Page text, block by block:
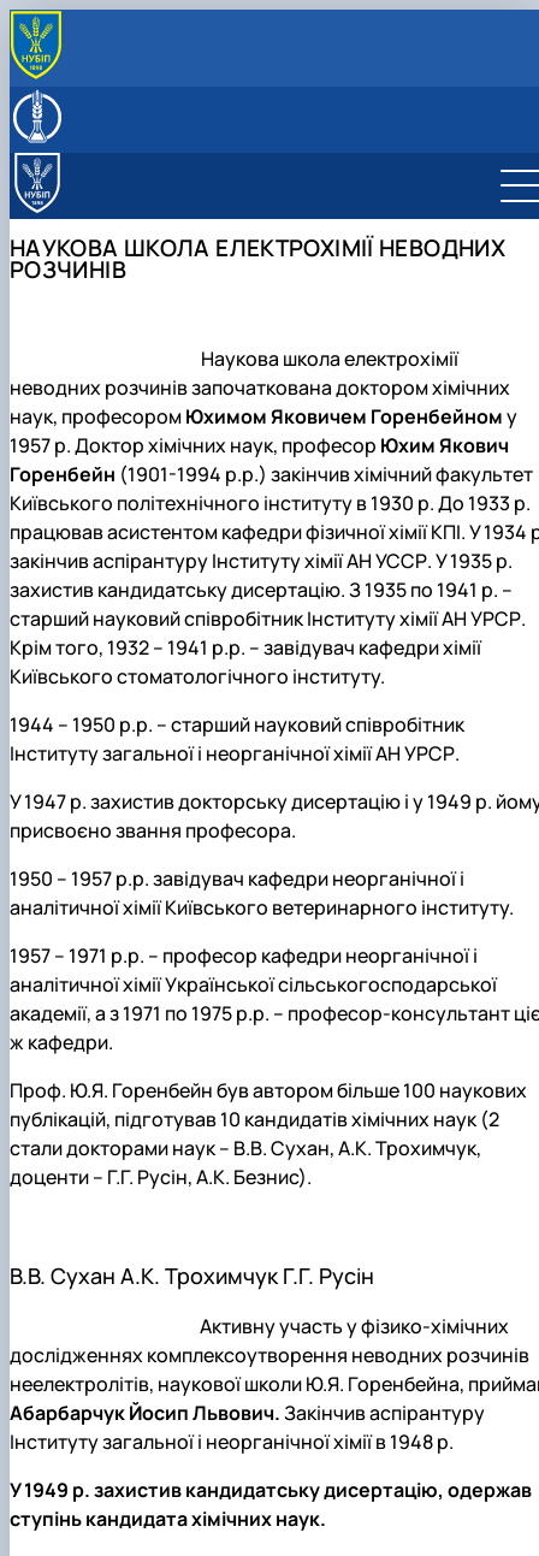
ПРО КАФЕДРУ
мікроелементи та пробіотики"
Студентський науковий гурток "Аналіз
Наукова школа полярографічного аналізу
біогеохімічних об'єктів
Аспірантура
Програми навчальних практик
МІЖНАРОДНІ ПРОЕКТИ
Jean Monnet Programme
КОНТАКТИ ТА ДОВІДКА
Контактна інформація
НАУКОВА ШКОЛА ЕЛЕКТРОХІМІЇ НЕВОДНИХ
РОЗЧИНІВ
Наукова школа електрохімії
неводних розчинів започаткована доктором хімічних
наук, професоромЮхимом Яковичем Горенбейному
1957 р. Доктор хімічних наук, професор Юхим Якович
Горенбейн (1901-1994 р.р.) закінчив хімічний факультет
Київського політехнічного інституту в 1930 р. До 1933 р.
працював асистентом кафедри фізичної хімії КПІ.У 1934
закінчив аспірантуру Інституту хімії АН УССР. У 1935 р.
захистив кандидатську дисертацію. З 1935 по 1941 р. –
старший науковий співробітник Інституту хімії АН УРСР.
Крім того, 1932 – 1941 р.р. – завідувач кафедри хімії
Київського стоматологічного інституту.
1944 – 1950 р.р. – старший науковий співробітник
Інституту загальної і неорганічної хімії АН УРСР.
У 1947 р. захистив докторську дисертацію і у 1949 р.
присвоєно звання професора.
1950 – 1957 р.р. завідувач кафедри неорганічної і
аналітичної хімії Київського ветеринарного інституту.
1957 – 1971 р.р. – професор кафедри неорганічної і
аналітичної хімії Української сільськогосподарської
академії, а з 1971 по 1975 р.р. – професор-консультант
ж кафедри.
Проф. Ю.Я. Горенбейн був автором більше 100 наукових
публікацій, підготував 10 кандидатів хімічних наук (2
стали докторами наук – В.В. Сухан, А.К. Трохимчук,
доценти – Г.Г. Русін, А.К. Безнис).
В.В. Сухан А.К. Трохимчук Г.Г. Русін
Активну участь у фізико-хімічних
дослідженнях комплексоутворення неводних розчинів
неелектролітів, наукової школи Ю.Я. Горенбейна,
Абарбарчук Йосип Львович.Закінчив аспірантуру
Інституту загальної і неорганічної хімії в 1948 р.
У 1949 р. захистив кандидатську дисертацію, одержав
ступінь кандидата хімічних наук.